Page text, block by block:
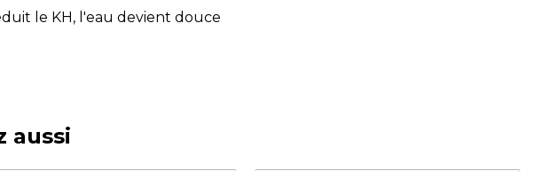
le KH, l'eau devient douce
aussi